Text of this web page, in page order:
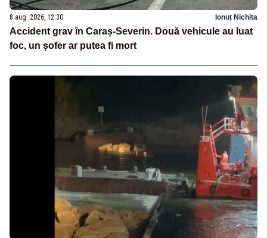
8 aug. 2026, 12:30 Ionuț Nichita
Accident grav în Caraș-Severin. Două vehicule au luat
foc, un șofer ar putea fi mort